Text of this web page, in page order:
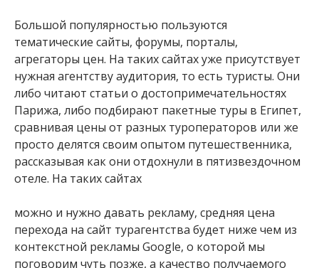
Большой популярностью пользуются
тематические сайты, форумы, порталы,
агрегаторы цен. На таких сайтах уже присутствует
нужная агентству аудитория, то есть туристы. Они
либо читают статьи о достопримечательностях
Парижа, либо подбирают пакетные туры в Египет,
сравнивая цены от разных туроператоров или же
просто делятся своим опытом путешественника,
рассказывая как они отдохнули в пятизвездочном
отеле. На таких сайтах
можно и нужно давать рекламу, средняя цена
перехода на сайт турагентства будет ниже чем из
контекстной рекламы Google, о которой мы
поговорим чуть позже, а качество получаемого